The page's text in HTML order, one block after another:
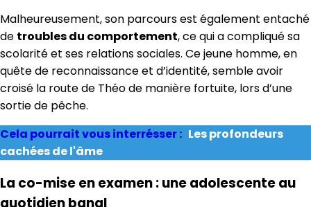
Malheureusement, son parcours est également entaché
de troubles du comportement, ce qui a compliqué sa
scolarité et ses relations sociales. Ce jeune homme, en
quête de reconnaissance et d’identité, semble avoir
croisé la route de Théo de manière fortuite, lors d’une
sortie de pêche.
Cela pourrait vous interrésser : Les profondeurs
cachées de l'âme
La co-mise en examen : une adolescente au
quotidien banal